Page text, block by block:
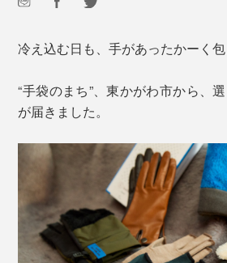
冷え込む日も、手があったかーく
“手袋のまち”、東かがわ市から、
が届きました。